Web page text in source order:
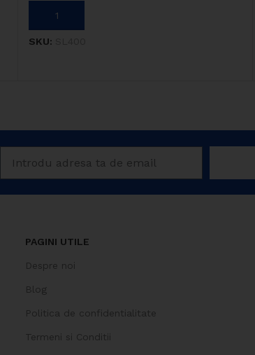
ADAUGĂ ÎN COȘ
SKU:
PAGINI UTILE
Despre noi
Blog
Politica de confidentialitate
Termeni si Conditii